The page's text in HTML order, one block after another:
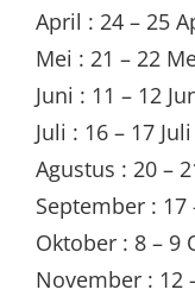
April : 24 – 25
Mei : 21 – 22
Juni : 11 – 12
Juli : 16 – 17
Agustus : 20 –
September : 17
Oktober : 8 – 9
November : 12